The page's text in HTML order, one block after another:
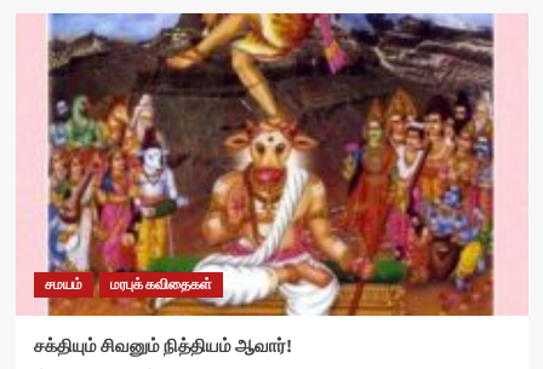
சமயம் மரபுக் கவிதைகள்
சக்தியும் சிவனும் நித்தியம் ஆவார்!